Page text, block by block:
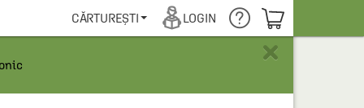
CĂRTUREȘTI LOGIN COȘUL TĂU
×